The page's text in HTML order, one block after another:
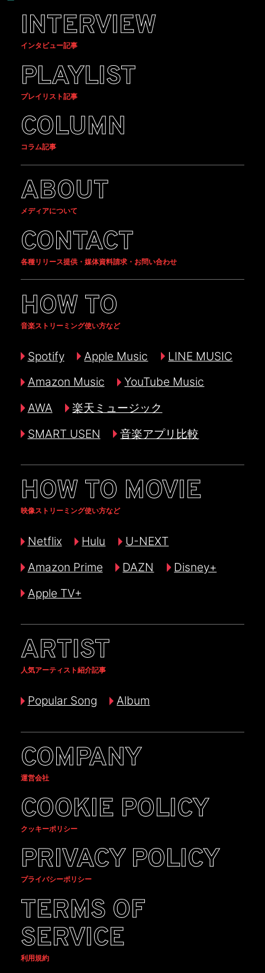
INTERVIEW
インタビュー記事
PLAYLIST
プレイリスト記事
COLUMN
コラム記事
ABOUT
メディアについて
CONTACT
各種リリース提供・媒体資料請求・お問い合わせ
HOW TO
音楽ストリーミング使い方など
Spotify Apple Music
LINE MUSIC
Amazon Music
YouTube Music
AWA
楽天ミュージック
SMART USEN
音楽アプリ比較
HOW TO MOVIE
映像ストリーミング使い方など
Netflix Hulu
U-NEXT
Amazon Prime
DAZN
Disney+
Apple TV+
ARTIST
人気アーティスト紹介記事
Popular Song Album
COMPANY
運営会社
COOKIE POLICY
クッキーポリシー
PRIVACY POLICY
プライバシーポリシー
TERMS OF
SERVICE
利用規約